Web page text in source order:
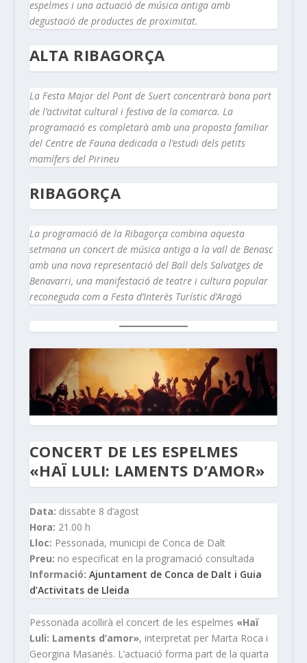
espelmes i una actuació de música antiga amb
degustació de productes de proximitat.
ALTA RIBAGORÇA
La Festa Major del Pont de Suert concentrarà bona part
de l’activitat cultural i festiva de la comarca. La
programació es completarà amb una proposta familiar
del Centre de Fauna dedicada a l’estudi dels petits
mamífers del Pirineu
RIBAGORÇA
La programació de la Ribagorça combina aquesta
setmana un concert de música antiga a la vall de Benasc
amb una nova representació del Ball dels Salvatges de
Benavarri, una manifestació de teatre i cultura popular
reconeguda com a Festa d’Interès Turístic d’Aragó
CONCERT DE LES ESPELMES
«HAÏ LULI: LAMENTS D’AMOR»
Data: dissabte 8 d’agost
Hora: 21.00 h
Lloc: Pessonada, municipi de Conca de Dalt
Preu: no especificat en la programació consultada
Informació: Ajuntament de Conca de Dalt i Guia
d’Activitats de Lleida
Pessonada acollirà el concert de les espelmes «Haï
Luli: Laments d’amor», interpretat per Marta Roca i
Georgina Masanés. L’actuació forma part de la quarta